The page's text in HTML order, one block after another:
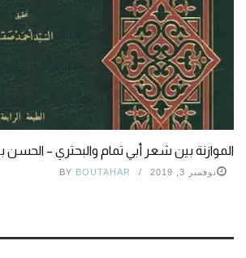
الموازنة بين شعر أبي تمام والبحتري –
نوفمبر 3, 2019 BY BOUTAHAR